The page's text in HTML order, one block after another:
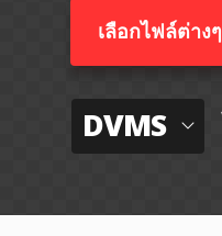
เลือกไฟล์ต่างๆ​
DVMS